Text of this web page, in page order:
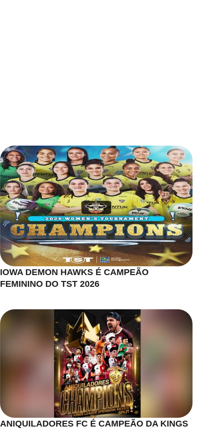
IOWA DEMON HAWKS É CAMPEÃO
FEMININO DO TST 2026
ANIQUILADORES FC É CAMPEÃO DA KINGS